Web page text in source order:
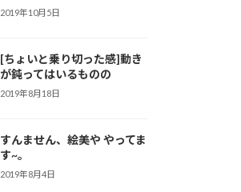
2019年10月5日
[ちょいと乗り切った感]動き
が鈍ってはいるものの
2019年8月18日
すんません、絵美や やってま
す~。
2019年8月4日